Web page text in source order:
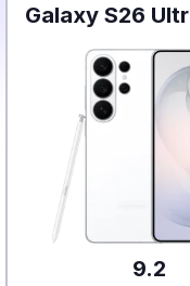
Galaxy S26
9.2